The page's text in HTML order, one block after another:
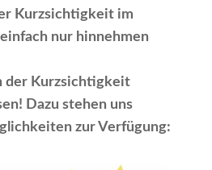
Kurzsichtigkeit im
nur hinnehmen
der Kurzsichtigkeit
Dazu stehen uns
zur Verfügung: